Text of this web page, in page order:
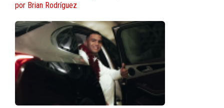
por Brian Rodríguez